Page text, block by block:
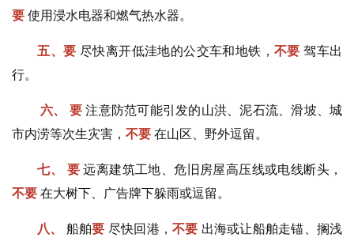
要 使用浸水电器和燃气热水器。
五、要 尽快离开低洼地的公交车和地铁，不要 驾车出
行。
六、 要 注意防范可能引发的山洪、泥石流、滑坡、城
市内涝等次生灾害， 不要 在山区、野外逗留。
七、 要 远离建筑工地、危旧房屋高压线或电线断头，
不要 在大树下、广告牌下躲雨或逗留。
八、 船舶要 尽快回港，不要 出海或让船舶走锚、搁浅